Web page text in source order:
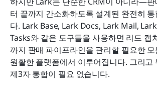
터 끝까지 간소화하도록 설계된 완전히
다. Lark Base, Lark Docs, Lark Mail,
Tasks와 같은 도구들을 사용하면 리드 캡
까지 판매 파이프라인을 관리할 필요한
원활한 플랫폼에서 이루어집니다. 그리고
제3자 통합이 필요 없습니다.